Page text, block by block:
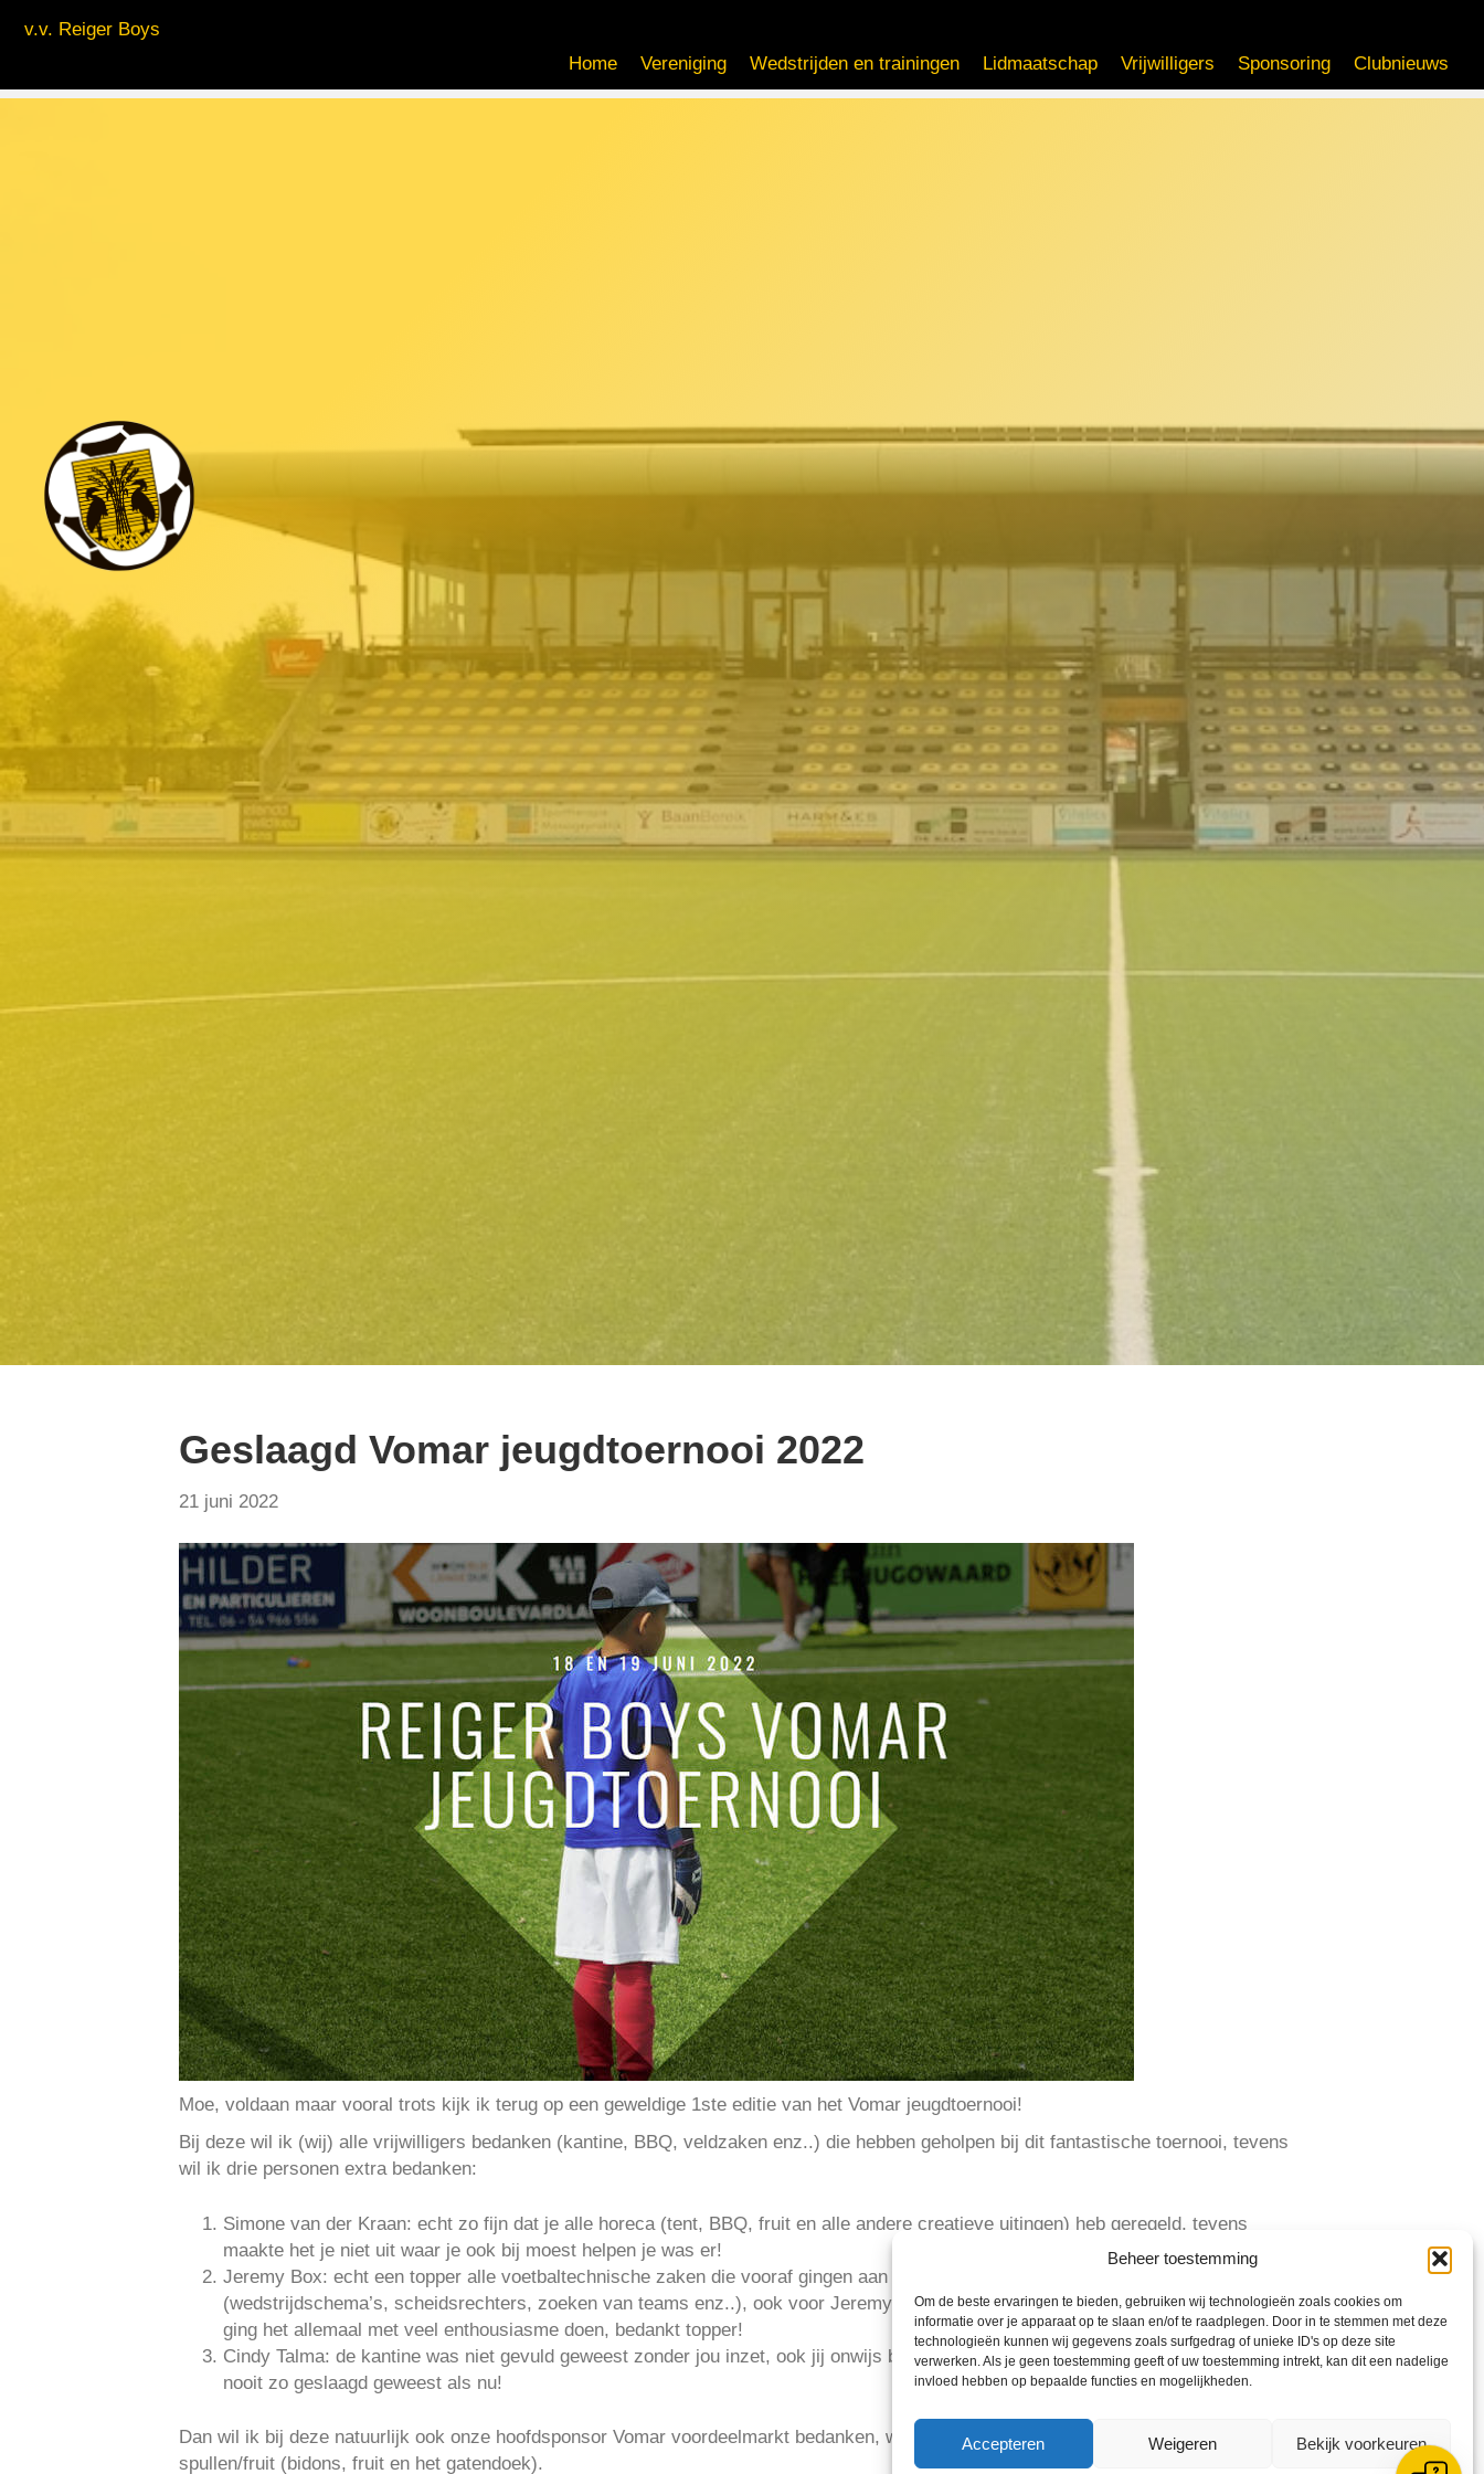
Beheer toestemming
Om de beste ervaringen te bieden, gebruiken wij technologieën zoals cookies om
informatie over je apparaat op te slaan en/of te raadplegen. Door in te stemmen met deze
technologieën kunnen wij gegevens zoals surfgedrag of unieke ID's op deze site
verwerken. Als je geen toestemming geeft of uw toestemming intrekt, kan dit een nadelige
invloed hebben op bepaalde functies en mogelijkheden.
Accepteren Weigeren Bekijk voorkeuren
v.v. Reiger Boys
Home
Vereniging Wedstrijden en trainingen Lidmaatschap Vrijwilligers Sponsoring Clubnieuws
Geslaagd Vomar jeugdtoernooi 2022
21 juni 2022
Moe, voldaan maar vooral trots kijk ik terug op een geweldige 1ste editie van het Vomar jeugdtoernooi!
Bij deze wil ik (wij) alle vrijwilligers bedanken (kantine, BBQ, veldzaken enz..) die hebben geholpen bij dit fantastische toernooi, tevens
wil ik drie personen extra bedanken:
Simone van der Kraan: echt zo fijn dat je alle horeca (tent, BBQ, fruit en alle andere creatieve uitingen) heb geregeld, tevens
maakte het je niet uit waar je ook bij moest helpen je was er!
Jeremy Box: echt een topper alle voetbaltechnische zaken die vooraf gingen aan het toernooi kon je mij bij helpen
(wedstrijdschema’s, scheidsrechters, zoeken van teams enz..), ook voor Jeremy was het zo, dat waar je hem ook voor vroeg hij
ging het allemaal met veel enthousiasme doen, bedankt topper!
Cindy Talma: de kantine was niet gevuld geweest zonder jou inzet, ook jij onwijs bedankt, want zonder kantinepersoneel was het
nooit zo geslaagd geweest als nu!
Dan wil ik bij deze natuurlijk ook onze hoofdsponsor Vomar voordeelmarkt bedanken, wat hebben jullie ons voorzien van vele mooie
spullen/fruit (bidons, fruit en het gatendoek).